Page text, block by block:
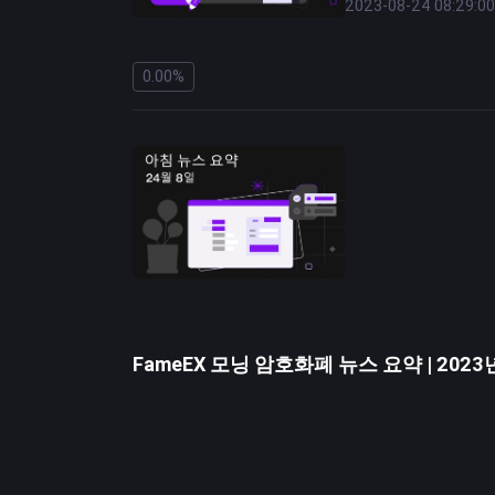
밸리은행(SVB)의 극
이러한 강등을 뒷받
2023-08-24 08:29:00
0.00%
FameEX 모닝 암호화폐 뉴스 요약 | 2023